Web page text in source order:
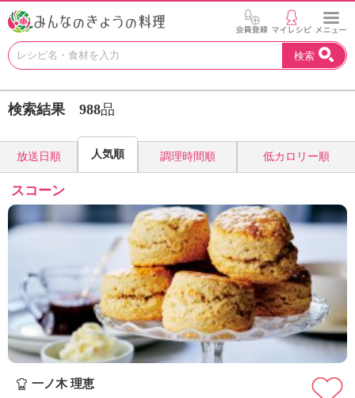
お
い
ピ
を
見
け
よ
う
。
N
H
K
エ
デ
ュ
検索
検索結果 988品
放送日順 人気順 調理時間順 低カロリー順
スコーン
一ノ木 理恵